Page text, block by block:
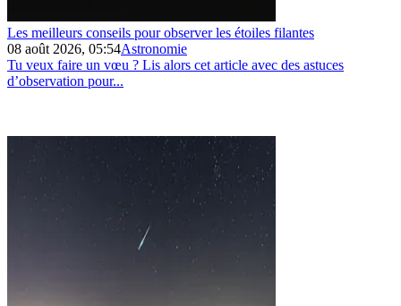
Les meilleurs conseils pour observer les étoiles filantes
08 août 2026, 05:54Astronomie
Tu veux faire un vœu ? Lis alors cet article avec des astuces
d’observation pour...